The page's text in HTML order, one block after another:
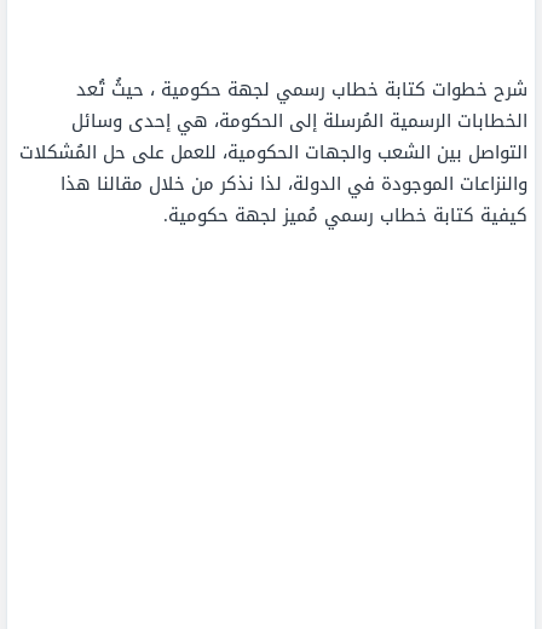
شرح خطوات كتابة خطاب رسمي لجهة حكومية ، حيثُ تُعد
الخطابات الرسمية المُرسلة إلى الحكومة، هي إحدى وسائل
التواصل بين الشعب والجهات الحكومية، للعمل على حل المُشكلات
والنزاعات الموجودة في الدولة، لذا نذكر من خلال مقالنا هذا
كيفية كتابة خطاب رسمي مُميز لجهة حكومية.